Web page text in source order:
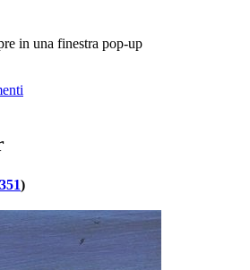
in una finestra pop-up
)